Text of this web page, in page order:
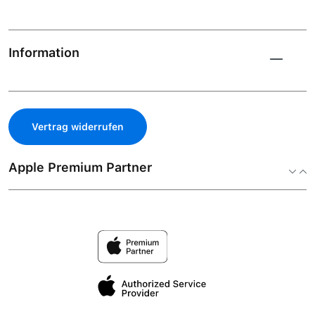
Information
Vertrag widerrufen
Apple Premium Partner